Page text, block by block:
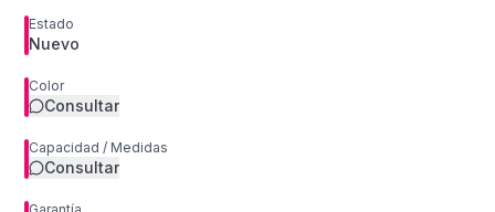
Estado
Nuevo
Color
Consultar
Capacidad / Medidas
Consultar